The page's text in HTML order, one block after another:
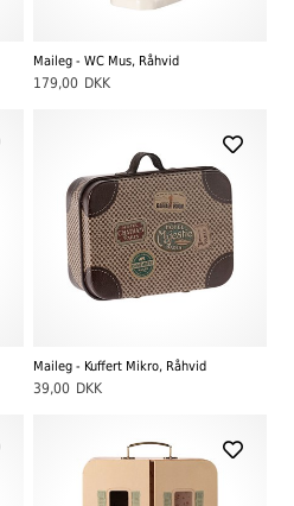
Maileg - WC Mus, Råhvid
179,00 DKK
Maileg - Kuffert Mikro, Råhvid
39,00 DKK